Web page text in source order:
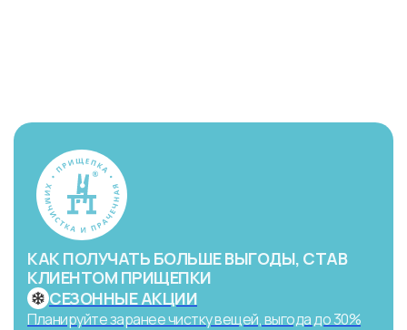
СЕЗОННЫЕ АКЦИИ
Планируйте заранее чистку вещей, выгода до 30%
КАК ПОЛУЧАТЬ БОЛЬШЕ ВЫГОДЫ, СТАВ
КЛИЕНТОМ ПРИЩЕПКИ